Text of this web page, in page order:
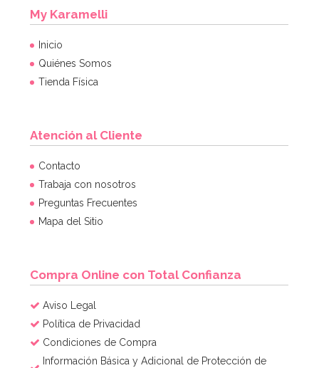
My Karamelli
Inicio
Quiénes Somos
Tienda Física
Atención al Cliente
Contacto
Trabaja con nosotros
Preguntas Frecuentes
Mapa del Sitio
Compra Online con Total Confianza
Aviso Legal
Política de Privacidad
Condiciones de Compra
Información Básica y Adicional de Protección de